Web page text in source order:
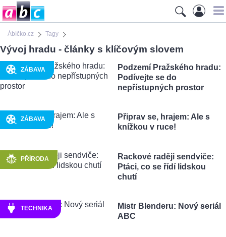
Ábíčko.cz Tagy
Vývoj hradu - články s klíčovým slovem
ZÁBAVA
Podzemí Pražského hradu:
Podívejte se do
nepřístupných prostor
ZÁBAVA
Připrav se, hrajem: Ale s
knížkou v ruce!
PŘÍRODA
Rackové raději sendviče:
Ptáci, co se řídí lidskou
chutí
TECHNIKA
Mistr Blenderu: Nový seriál
ABC